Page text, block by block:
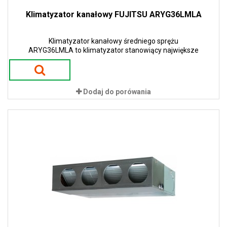
Klimatyzator kanałowy FUJITSU ARYG36LMLA
Klimatyzator kanałowy średniego sprężu
ARYG36LMLA to klimatyzator stanowiący największe
Dodaj do porówania